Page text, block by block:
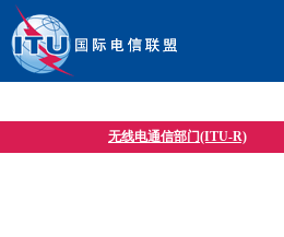
无线电通信部门(ITU-R)